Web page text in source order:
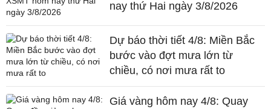
nay thứ Hai ngày 3/8/2026
Dự báo thời tiết 4/8: Miền Bắc
bước vào đợt mưa lớn từ
chiều, có nơi mưa rất to
Giá vàng hôm nay 4/8: Quay